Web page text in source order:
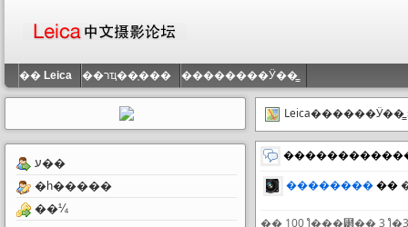
�� Leica ��רҵ��֤��� ��������Ӱ��̳
ע��
�һ�����
��¼
Leica������Ӱ��̳
����������